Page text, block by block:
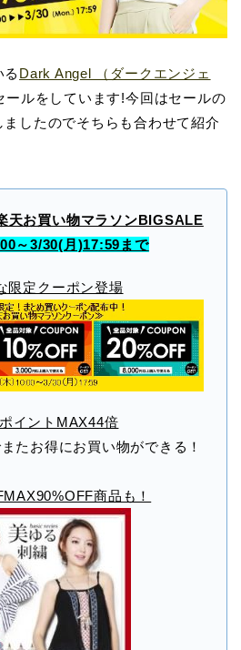
Dark Angel （ダークエンジェ
ールをしています!今回はセールの
したのでそちらも合わせて紹介
天お買い物マラソンBIGSALE
～3/30(月)17:59まで
限定クーポン登場
イントMAX44倍
たお得にお買い物ができる！
商品も！